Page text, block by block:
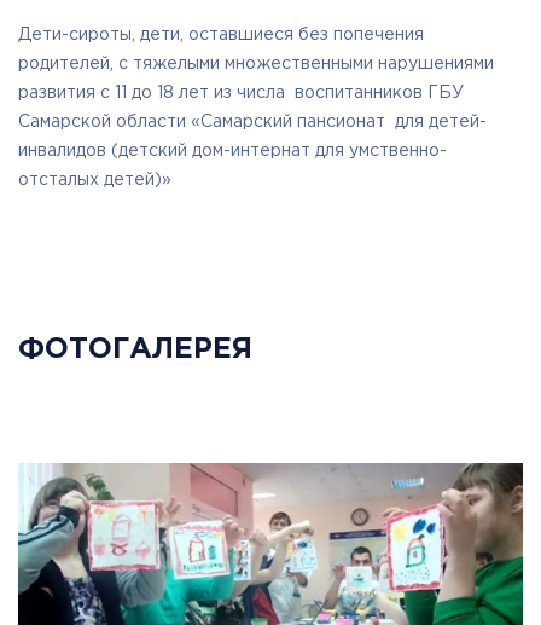
Дети-сироты, дети, оставшиеся без попечения
родителей, с тяжелыми множественными нарушениями
развития с 11 до 18 лет из числа воспитанников ГБУ
Самарской области «Самарский пансионат для детей-
инвалидов (детский дом-интернат для умственно-
отсталых детей)»
ФОТОГАЛЕРЕЯ